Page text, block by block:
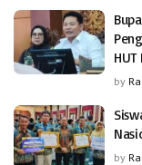
HUT
by
by